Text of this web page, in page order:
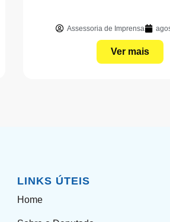
Assessoria de Imprensa
Ver mais
LINKS ÚTEIS
Home